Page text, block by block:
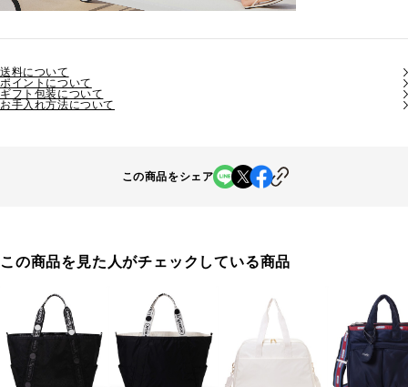
送料について
ポイントについて
ギフト包装について
お手入れ方法について
この商品をシェア
この商品を見た人がチェックしている商品